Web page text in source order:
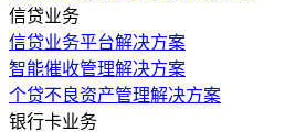
信贷业务
信贷业务平台解决方案
智能催收管理解决方案
个贷不良资产管理解决方案
银行卡业务